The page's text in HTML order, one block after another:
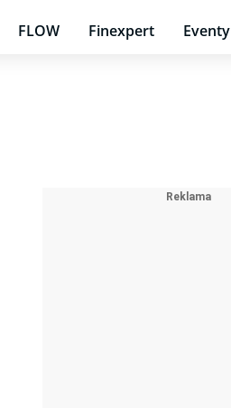
FLOW Finexpert Eventy